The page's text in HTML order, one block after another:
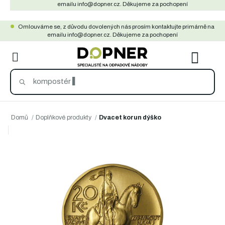
obsah
emailu info@dopner.cz. Děkujeme za pochopení
Omlouváme se, z důvodu dovolených nás prosím kontaktujte primárně na
emailu info@dopner.cz. Děkujeme za pochopení
KOŠÍK
Domů / Doplňkové produkty / Dvacet korun dýško